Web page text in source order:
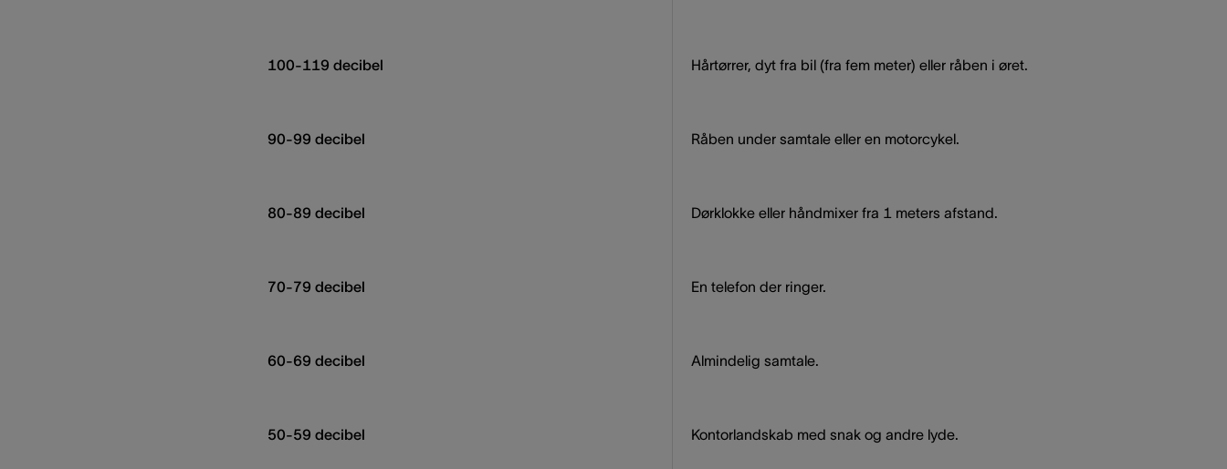
100-119 decibel Hårtørrer, dyt fra bil (fra fem meter) eller råben i øret.
90-99 decibel Råben under samtale eller en motorcykel.
80-89 decibel Dørklokke eller håndmixer fra 1 meters afstand.
70-79 decibel En telefon der ringer.
60-69 decibel Almindelig samtale.
50-59 decibel Kontorlandskab med snak og andre lyde.